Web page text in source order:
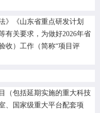
》《山东省重点研发计划
有关要求，为做好2026年省
验收）工作（简称“项目评
（包括延期实施的重大科技
、国家级重大平台配套项